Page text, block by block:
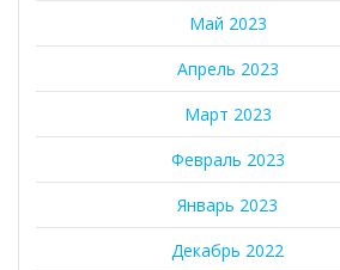
Май 2023
Апрель 2023
Март 2023
Февраль 2023
Январь 2023
Декабрь 2022